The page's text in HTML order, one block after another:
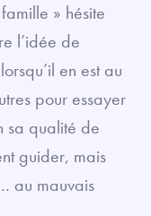
» hésite
l’idée de
lorsqu’il en est au
pour essayer
sa qualité de
guider, mais
au mauvais